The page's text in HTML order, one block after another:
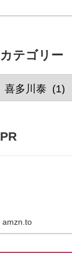
カテゴリー
PR
amzn.to